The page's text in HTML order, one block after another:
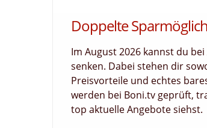
Doppelte
Im August 2026 kannst du
senken. Dabei stehen dir
Preisvorteile und echtes
werden bei Boni.tv geprüft,
top aktuelle Angebote siehst.